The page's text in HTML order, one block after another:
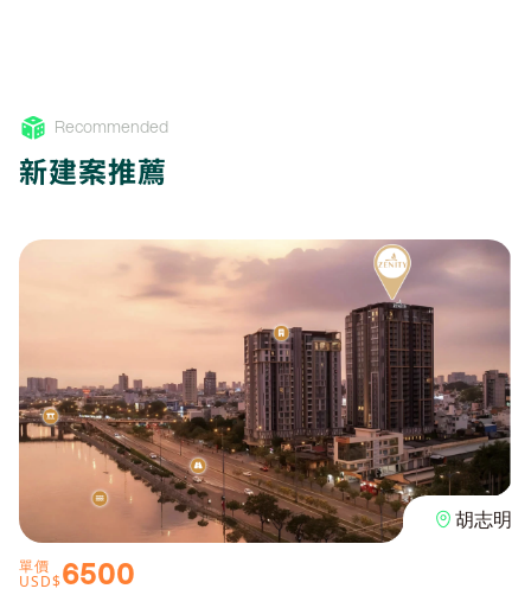
Recommended
新建案推薦
胡志明
單價
USD$6500